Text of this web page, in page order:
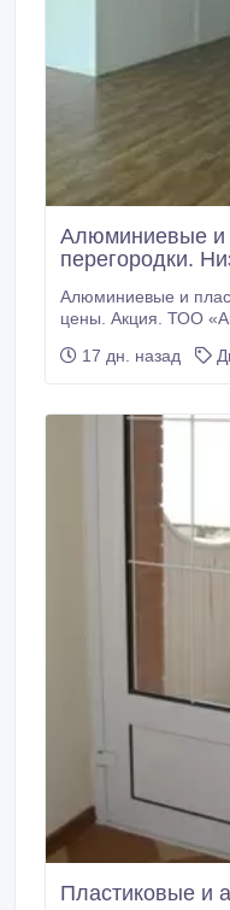
Алюминиевые и
перегородки.
Алюминиевые и
цены. Акция. ТОО
или алюминия. Мы
перегородки в
акции: «Немецкий
Спешите! Цена на
размера,
17 дн. назад
Пластиковые и